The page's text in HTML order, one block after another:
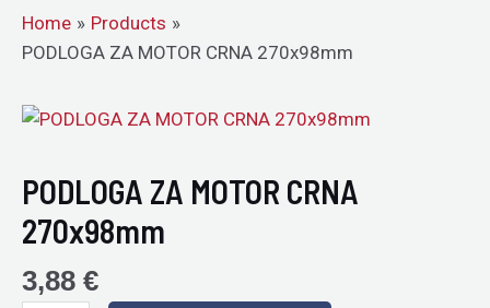
Home
Products
PODLOGA ZA MOTOR CRNA 270x98mm
PODLOGA ZA MOTOR CRNA
270x98mm
3,88 €
PODLOGA
MOTOR
CRNA
270x98mm
quantity